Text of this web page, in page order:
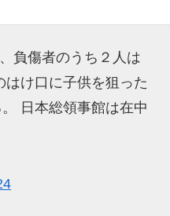
負傷者のうち２人は
け口に子供を狙った
日本総領事館は在中